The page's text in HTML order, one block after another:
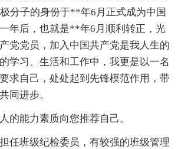
分子的身份于**年6月正式成为中国
年后，也就是**年6月顺利转正，光
党党员，加入中国共产党是我人生的
学习、生活和工作中，我更是以一名
求自己，处处起到先锋模范作用，带
同进步。
的能力素质向您推荐自己。
任班级纪检委员，有较强的班级管理